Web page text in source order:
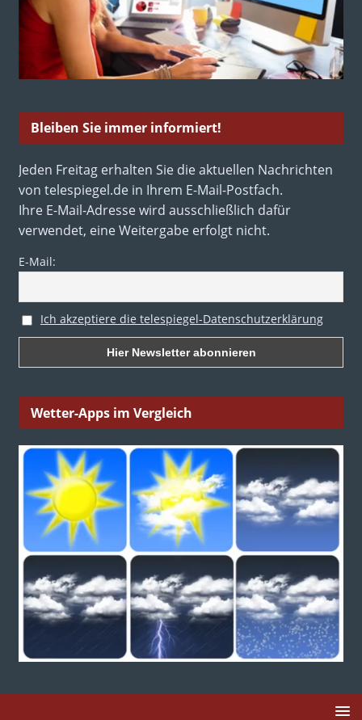
Bleiben Sie immer informiert!
Jeden Freitag erhalten Sie die aktuellen Nachrichten
von telespiegel.de in Ihrem E-Mail-Postfach.
Ihre E-Mail-Adresse wird ausschließlich dafür
verwendet, eine Weitergabe erfolgt nicht.
E-Mail:
Ich akzeptiere die telespiegel-Datenschutzerklärung
Wetter-Apps im Vergleich